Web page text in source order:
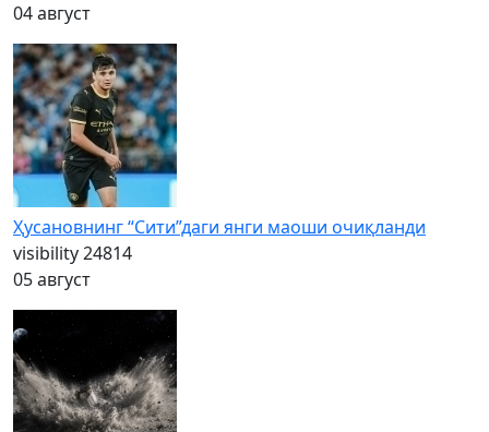
04 август
Ҳусановнинг “Сити”даги янги маоши очиқланди
visibility24814
05 август